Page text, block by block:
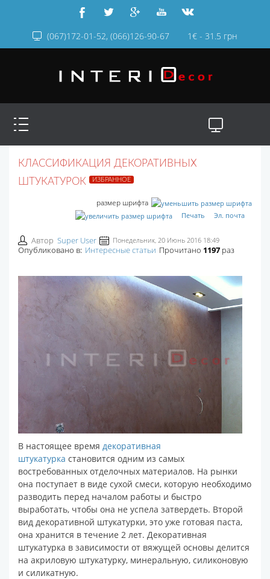
(067)172-01-52, (066)126-90-67 1€ - 31.5 грн
КЛАССИФИКАЦИЯ ДЕКОРАТИВНЫХ
ШТУКАТУРОК
ИЗБРАННОЕ
размер шрифта
Печать Эл. почта
Автор Super User Понедельник, 20 Июнь 2016 18:49
Опубликовано в: Интересные статьи Прочитано 1197 раз
В настоящее время декоративная
штукатурка становится одним из самых
востребованных отделочных материалов. На рынки
она поступает в виде сухой смеси, которую необходимо
разводить перед началом работы и быстро
выработать, чтобы она не успела затвердеть. Второй
вид декоративной штукатурки, это уже готовая паста,
она хранится в течение 2 лет. Декоративная
штукатурка в зависимости от вяжущей основы делится
на акриловую штукатурку, минеральную, силиконовую
и силикатную.